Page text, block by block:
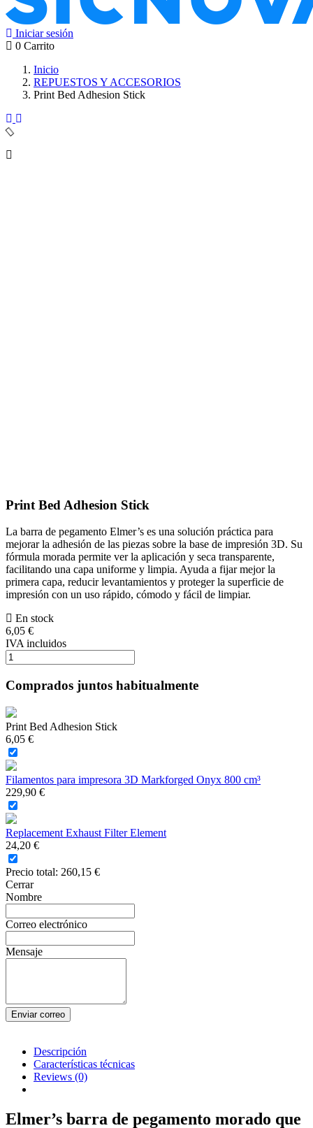
Iniciar sesión
0 Carrito
Inicio
REPUESTOS Y ACCESORIOS
Print Bed Adhesion Stick
Print Bed Adhesion Stick
La barra de pegamento Elmer’s es una solución práctica para
mejorar la adhesión de las piezas sobre la base de impresión 3D. Su
fórmula morada permite ver la aplicación y seca transparente,
facilitando una capa uniforme y limpia. Ayuda a fijar mejor la
primera capa, reducir levantamientos y proteger la superficie de
impresión con un uso rápido, cómodo y fácil de limpiar.
En stock
6,05 €
IVA incluidos
Comprados juntos habitualmente
Print Bed Adhesion Stick
6,05 €
Filamentos para impresora 3D Markforged Onyx 800 cm³
229,90 €
Replacement Exhaust Filter Element
24,20 €
Precio total: 260,15 €
Cerrar
Nombre
Correo electrónico
Mensaje
Enviar correo
Descripción
Características técnicas
Reviews (0)
Elmer’s barra de pegamento morado que